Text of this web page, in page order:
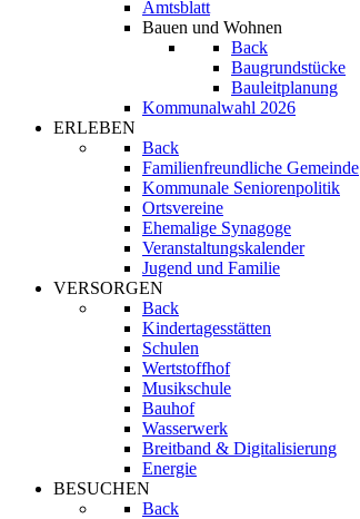
Amtsblatt
Bauen und Wohnen
Back
Baugrundstücke
Bauleitplanung
Kommunalwahl 2026
ERLEBEN
Back
Familienfreundliche Gemeinde
Kommunale Seniorenpolitik
Ortsvereine
Ehemalige Synagoge
Veranstaltungskalender
Jugend und Familie
VERSORGEN
Back
Kindertagesstätten
Schulen
Wertstoffhof
Musikschule
Bauhof
Wasserwerk
Breitband & Digitalisierung
Energie
BESUCHEN
Back